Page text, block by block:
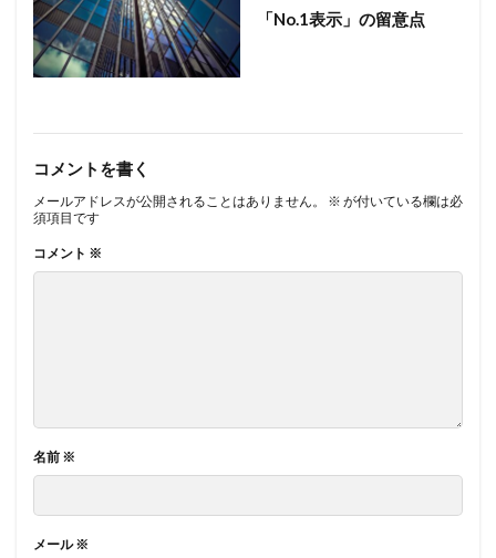
「No.1表示」の留意点
コメントを書く
メールアドレスが公開されることはありません。 ※ が付いている欄は必
須項目です
コメント ※
名前 ※
メール※